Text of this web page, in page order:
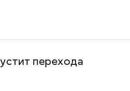
перехода